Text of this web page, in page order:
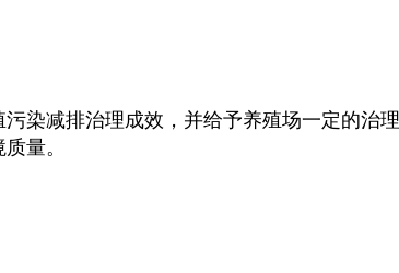
染减排治理成效，并给予养殖场一定的治
量。